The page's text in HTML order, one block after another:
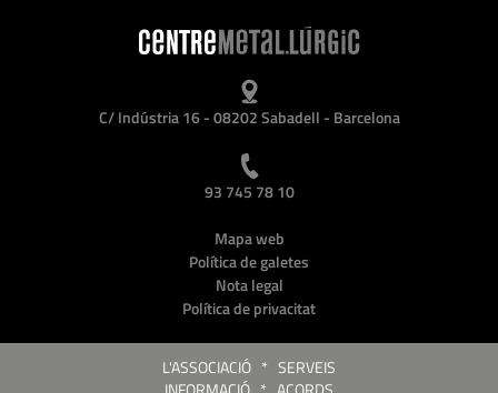
C/ Indústria 16 - 08202 Sabadell - Barcelona
93 745 78 10
Mapa web
Política de galetes
Nota legal
Política de privacitat
L'ASSOCIACIÓ * SERVEIS